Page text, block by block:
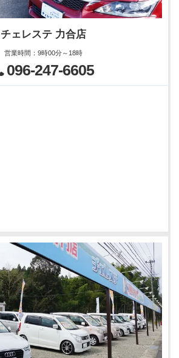
チェレステ 力合店
営業時間 ： 9時00分～18時
096-247-6605